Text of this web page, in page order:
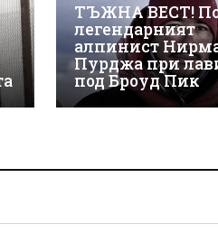
ТЪЖНА ВЕСТ!
легендарният
алпинист
Пурджа при
под Броуд Пик